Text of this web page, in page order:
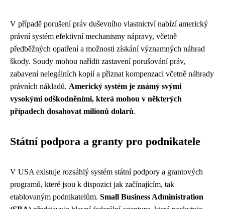
V případě porušení práv duševního vlastnictví nabízí americký
právní systém efektivní mechanismy nápravy, včetně
předběžných opatření a možnosti získání významných náhrad
škody. Soudy mohou nařídit zastavení porušování práv,
zabavení nelegálních kopií a přiznat kompenzaci včetně náhrady
právních nákladů. Americký systém je známý svými
vysokými odškodněními, která mohou v některých
případech dosahovat milionů dolarů.
Státní podpora a granty pro podnikatele
V USA existuje rozsáhlý systém státní podpory a grantových
programů, které jsou k dispozici jak začínajícím, tak
etablovaným podnikatelům. Small Business Administration